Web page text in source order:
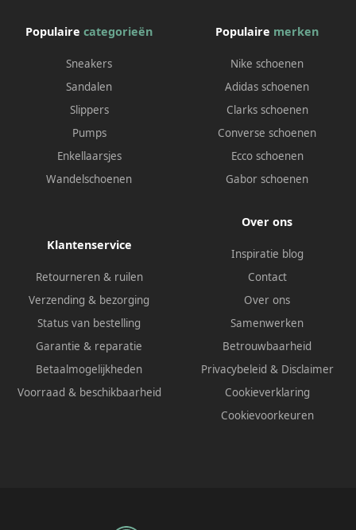
Populaire categorieën
Sneakers
Sandalen
Slippers
Pumps
Enkellaarsjes
Wandelschoenen
Populaire merken
Nike schoenen
Adidas schoenen
Clarks schoenen
Converse schoenen
Ecco schoenen
Gabor schoenen
Klantenservice
Retourneren & ruilen
Verzending & bezorging
Status van bestelling
Garantie & reparatie
Betaalmogelijkheden
Voorraad & beschikbaarheid
Over ons
Inspiratie blog
Contact
Over ons
Samenwerken
Betrouwbaarheid
Privacybeleid & Disclaimer
Cookieverklaring
Cookievoorkeuren